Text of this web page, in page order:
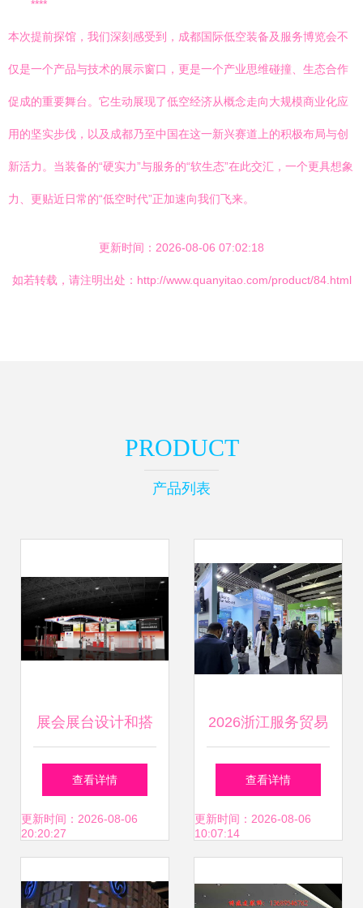
****
本次提前探馆，我们深刻感受到，成都国际低空装备及服务博览会不
仅是一个产品与技术的展示窗口，更是一个产业思维碰撞、生态合作
促成的重要舞台。它生动展现了低空经济从概念走向大规模商业化应
用的坚实步伐，以及成都乃至中国在这一新兴赛道上的积极布局与创
新活力。当装备的“硬实力”与服务的“软生态”在此交汇，一个更具想象
力、更贴近日常的“低空时代”正加速向我们飞来。
更新时间：2026-08-06 07:02:18
如若转载，请注明出处：http://www.quanyitao.com/product/84.html
PRODUCT
产品列表
展会展台设计和搭
建服务
查看详情
更新时间：2026-08-06
20:20:27
2026浙江服务贸易
（西班牙）电子科
技展开幕 闪耀巴塞
查看详情
更新时间：2026-08-06
10:07:14